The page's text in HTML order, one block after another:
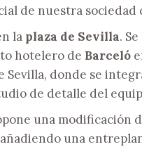
de nuestra sociedad
la plaza de Sevilla.
hotelero de Barceló
Sevilla, donde se
de detalle del
una modificación
una